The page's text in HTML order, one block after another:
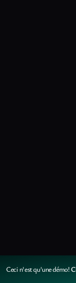
Ceci n'est qu'une démo!